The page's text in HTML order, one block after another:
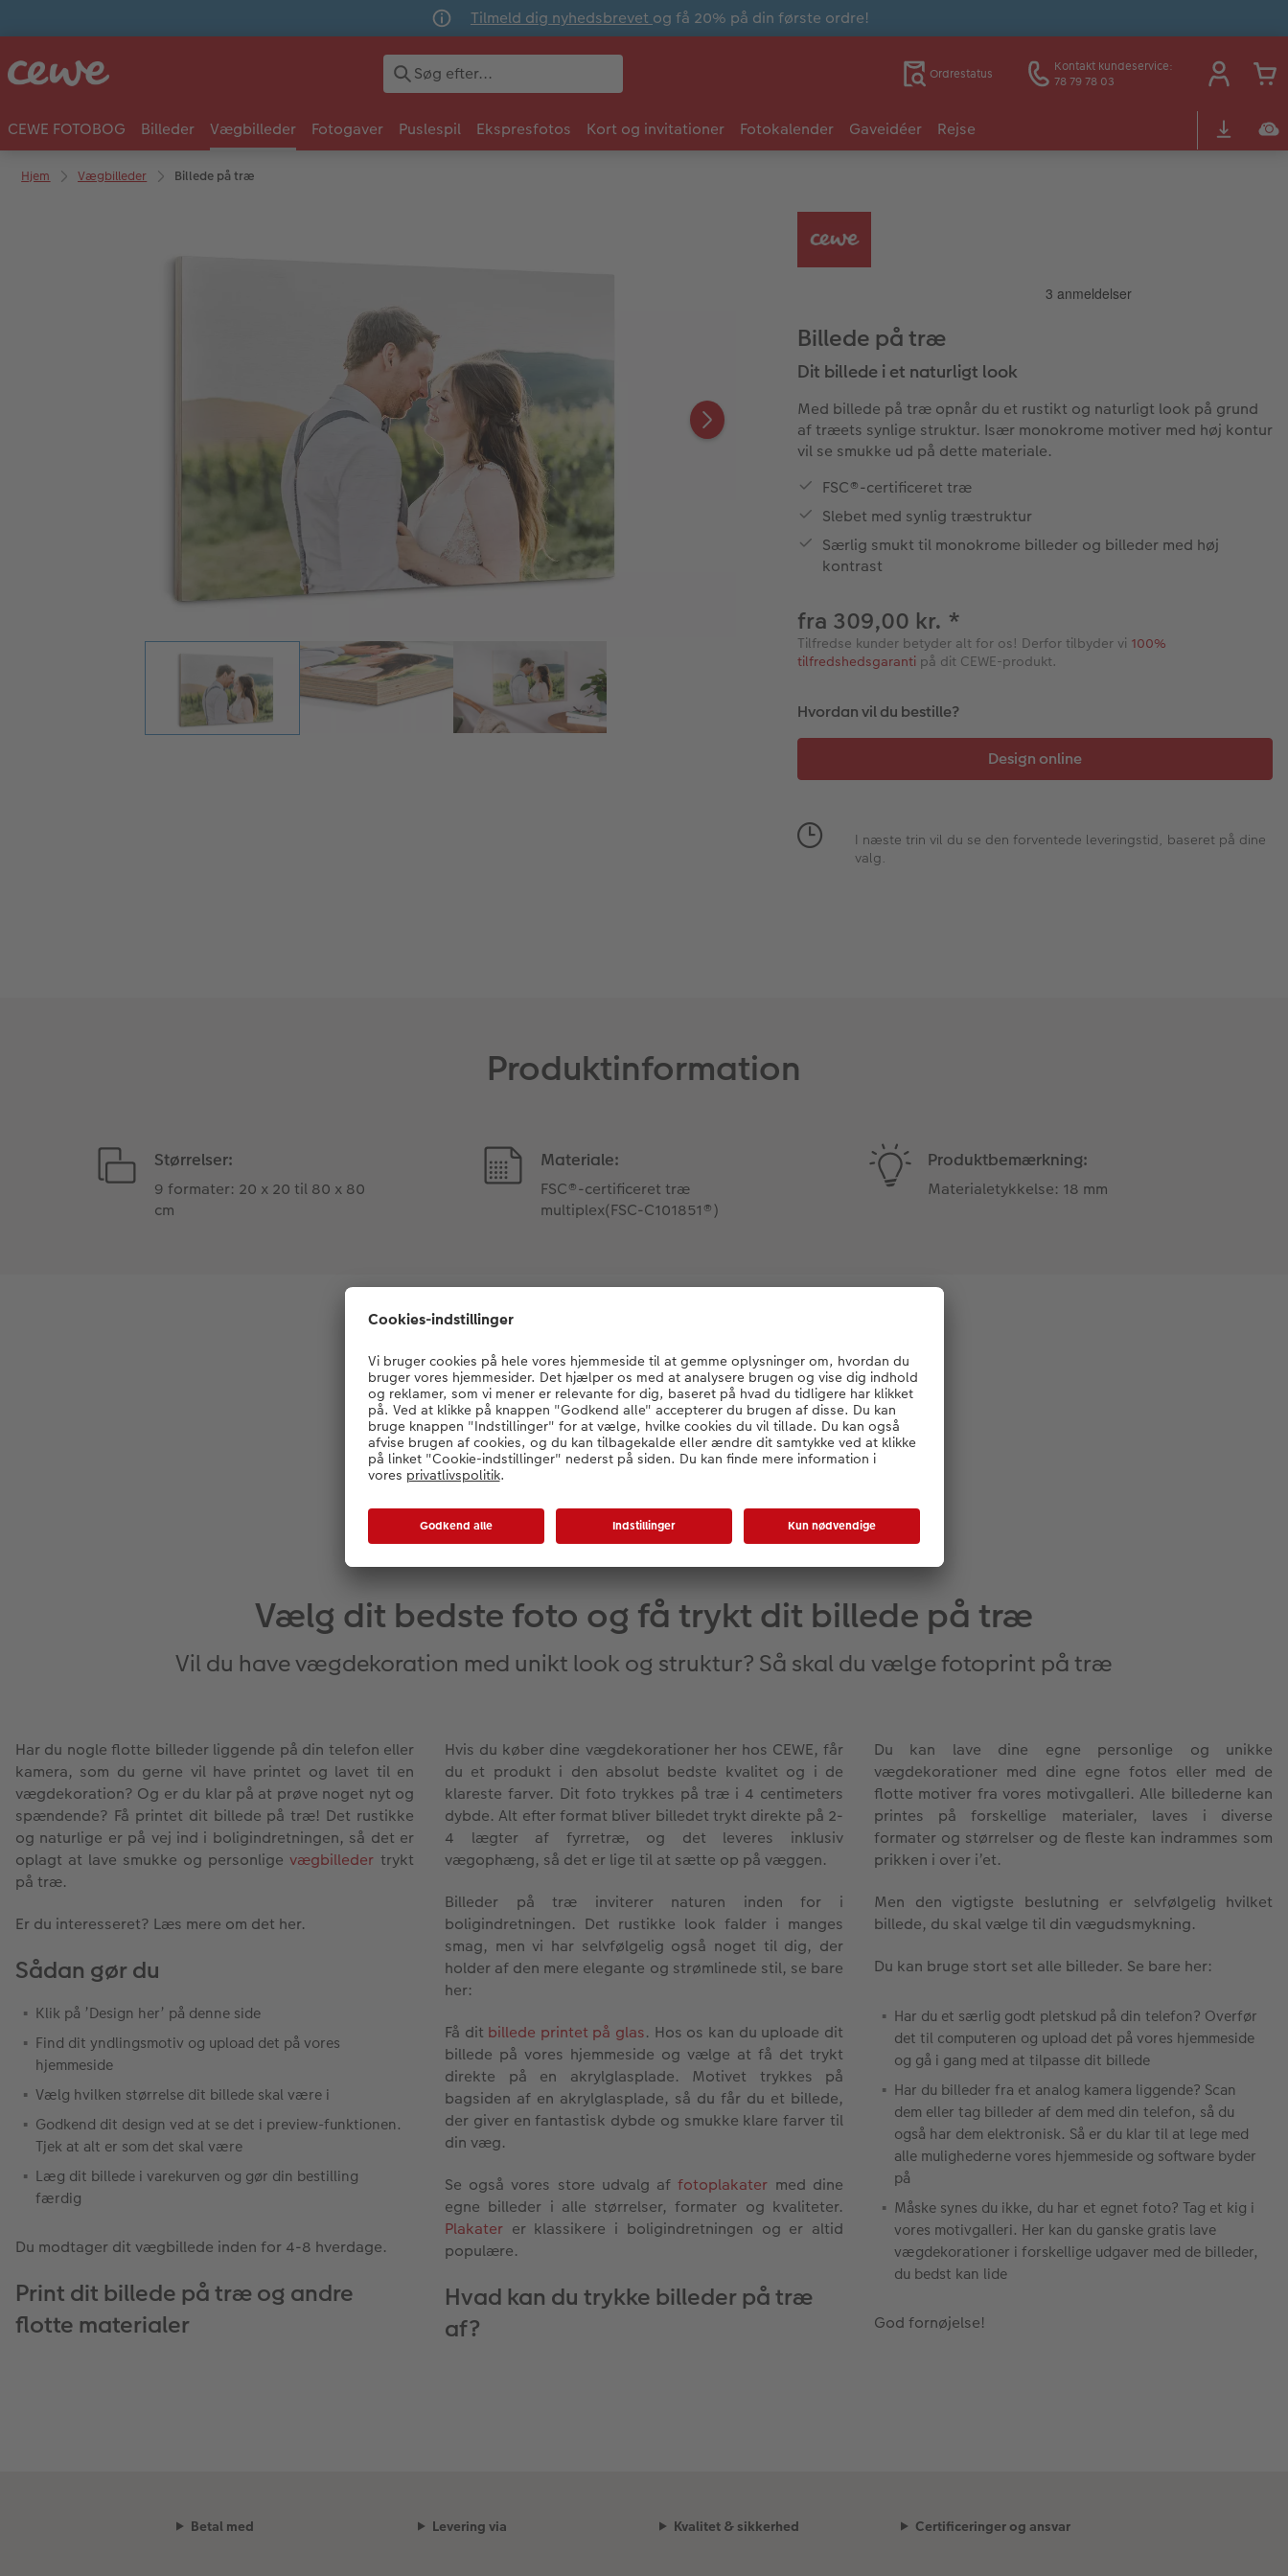
Tilmeld dig nyhedsbrevet og få 20% på din første ordre!
Ordrestatus
Kontakt kundeservice:
78 79 78 03
CEWE FOTOBOG Billeder Vægbilleder Fotogaver Puslespil Ekspresfotos Kort og invitationer Fotokalender Gaveidéer Rejse
Hjem Vægbilleder Billede på træ
Billede på træ
Dit billede i et naturligt look
Med billede på træ opnår du et rustikt og naturligt look på grund
af træets synlige struktur. Især monokrome motiver med høj kontur
vil se smukke ud på dette materiale.
FSC®-certificeret træ
Slebet med synlig træstruktur
Særlig smukt til monokrome billeder og billeder med høj
kontrast
fra 309,00 kr. *
Tilfredse kunder betyder alt for os! Derfor tilbyder vi 100%
tilfredshedsgaranti på dit CEWE-produkt.
Hvordan vil du bestille?
I næste trin vil du se den forventede leveringstid, baseret på dine
valg.
Produktinformation
Størrelser:
9 formater: 20 x 20 til 80 x 80
cm
Materiale:
FSC®-certificeret træ
multiplex(FSC-C101851®)
Produktbemærkning:
Materialetykkelse: 18 mm
Produktanmeldelser
Vælg dit bedste foto og få trykt dit billede på træ
Vil du have vægdekoration med unikt look og struktur? Så skal du vælge fotoprint på træ
Har du nogle flotte billeder liggende på din telefon eller
kamera, som du gerne vil have printet og lavet til en
vægdekoration? Og er du klar på at prøve noget nyt og
spændende? Få printet dit billede på træ! Det rustikke
og naturlige er på vej ind i boligindretningen, så det er
oplagt at lave smukke og personlige vægbilleder trykt
på træ.
Er du interesseret? Læs mere om det her.
Sådan gør du
Klik på ’Design her’ på denne side
Find dit yndlingsmotiv og upload det på vores
hjemmeside
Vælg hvilken størrelse dit billede skal være i
Godkend dit design ved at se det i preview-funktionen.
Tjek at alt er som det skal være
Læg dit billede i varekurven og gør din bestilling
færdig
Du modtager dit vægbillede inden for 4-8 hverdage.
Print dit billede på træ og andre
flotte materialer
Hvis du køber dine vægdekorationer her hos CEWE, får
du et produkt i den absolut bedste kvalitet og i de
klareste farver. Dit foto trykkes på træ i 4 centimeters
dybde. Alt efter format bliver billedet trykt direkte på 2-
4 lægter af fyrretræ, og det leveres inklusiv
vægophæng, så det er lige til at sætte op på væggen.
Billeder på træ inviterer naturen inden for i
boligindretningen. Det rustikke look falder i manges
smag, men vi har selvfølgelig også noget til dig, der
holder af den mere elegante og strømlinede stil, se bare
her:
Få dit billede printet på glas. Hos os kan du uploade dit
billede på vores hjemmeside og vælge at få det trykt
direkte på en akrylglasplade. Motivet trykkes på
bagsiden af en akrylglasplade, så du får du et billede,
der giver en fantastisk dybde og smukke klare farver til
din væg.
Se også vores store udvalg af fotoplakater med dine
egne billeder i alle størrelser, formater og kvaliteter.
Plakater er klassikere i boligindretningen og er altid
populære.
Hvad kan du trykke billeder på træ
af?
Du kan lave dine egne personlige og unikke
vægdekorationer med dine egne fotos eller med de
flotte motiver fra vores motivgalleri. Alle billederne kan
printes på forskellige materialer, laves i diverse
formater og størrelser og de fleste kan indrammes som
prikken i over i’et.
Men den vigtigste beslutning er selvfølgelig hvilket
billede, du skal vælge til din vægudsmykning.
Du kan bruge stort set alle billeder. Se bare her:
Har du et særlig godt pletskud på din telefon? Overfør
det til computeren og upload det på vores hjemmeside
og gå i gang med at tilpasse dit billede
Har du billeder fra et analog kamera liggende? Scan
dem eller tag billeder af dem med din telefon, så du
også har dem elektronisk. Så er du klar til at lege med
alle mulighederne vores hjemmeside og software byder
på
Måske synes du ikke, du har et egnet foto? Tag et kig i
vores motivgalleri. Her kan du ganske gratis lave
vægdekorationer i forskellige udgaver med de billeder,
du bedst kan lide
God fornøjelse!
Betal med Levering via Kvalitet & sikkerhed Certificeringer og ansvar